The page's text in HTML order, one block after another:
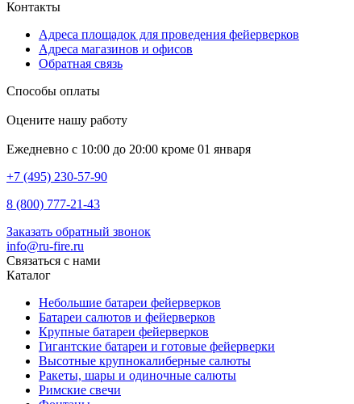
Контакты
Адреса площадок для проведения фейерверков
Адреса магазинов и офисов
Обратная связь
Способы оплаты
Оцените нашу работу
Ежедневно с 10:00 до 20:00 кроме 01 января
+7 (495) 230-57-90
8 (800) 777-21-43
Заказать обратный звонок
info@ru-fire.ru
Связаться с нами
Каталог
Небольшие батареи фейерверков
Батареи салютов и фейерверков
Крупные батареи фейерверков
Гигантские батареи и готовые фейерверки
Высотные крупнокалиберные салюты
Ракеты, шары и одиночные салюты
Римские свечи